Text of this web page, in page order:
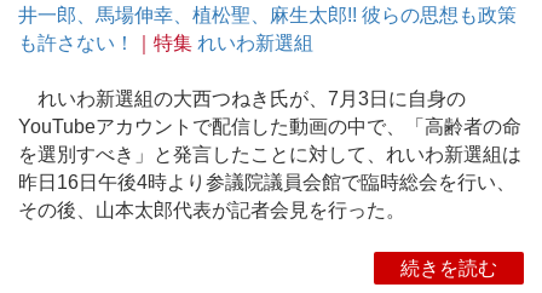
井一郎、馬場伸幸、植松聖、麻生太郎!! 彼らの思想も政策
も許さない！
｜特集 れいわ新選組
れいわ新選組の大西つねき氏が、7月3日に自身の
YouTubeアカウントで配信した動画の中で、「高齢者の命
を選別すべき」と発言したことに対して、れいわ新選組は
昨日16日午後4時より参議院議員会館で臨時総会を行い、
その後、山本太郎代表が記者会見を行った。
続きを読む